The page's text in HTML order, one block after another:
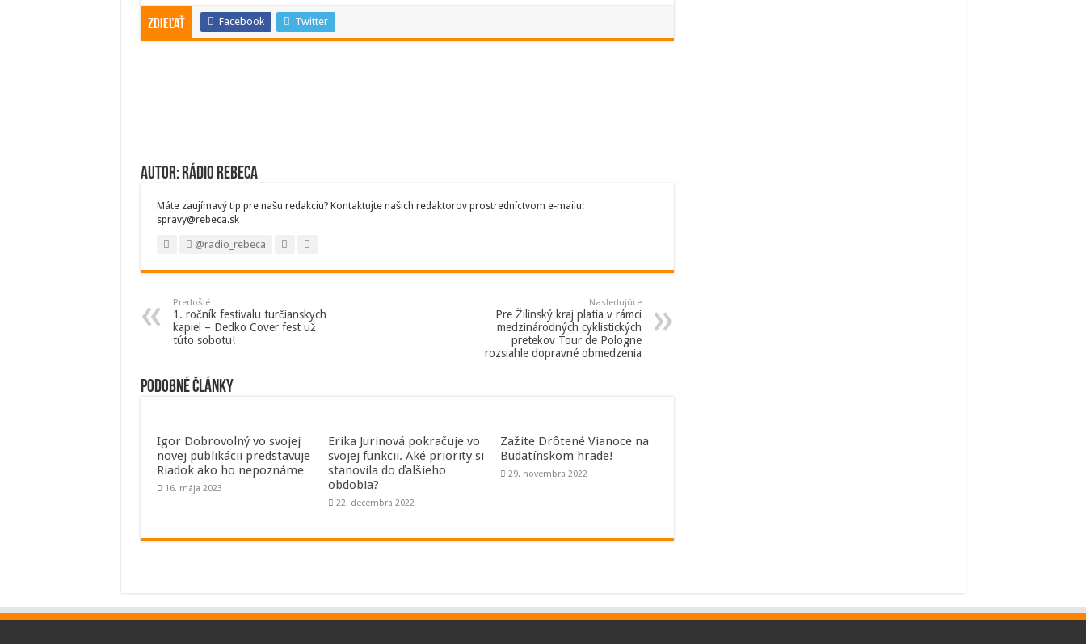
Zdieľať Facebook Twitter
Autor: Rádio Rebeca
Máte zaujímavý tip pre našu redakciu? Kontaktujte našich redaktorov prostredníctvom e-mailu:
spravy@rebeca.sk
@radio_rebeca
Predošlé
1. ročník festivalu turčianskych
kapiel – Dedko Cover fest už
túto sobotu!
Nasledujúce
Pre Žilinský kraj platia v rámci
medzinárodných cyklistických
pretekov Tour de Pologne
rozsiahle dopravné obmedzenia
Podobné články
Igor Dobrovolný vo svojej
novej publikácii predstavuje
Riadok ako ho nepoznáme
16. mája 2023
Erika Jurinová pokračuje vo
svojej funkcii. Aké priority si
stanovila do ďalšieho
obdobia?
22. decembra 2022
Zažite Drôtené Vianoce na
Budatínskom hrade!
29. novembra 2022